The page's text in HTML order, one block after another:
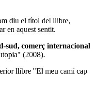
diu el títol del llibre,
en aquest sentit.
sud, comerç internacional
(2008).
llibre "El meu camí cap